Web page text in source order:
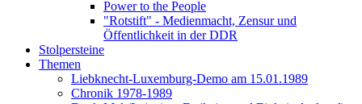
Power to the People
"Rotstift" - Medienmacht, Zensur und
Öffentlichkeit in der DDR
Stolpersteine
Themen
Liebknecht-Luxemburg-Demo am 15.01.1989
Chronik 1978-1989